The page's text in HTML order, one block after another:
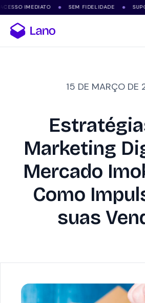
IMEDIATO ● SEM FIDELIDADE ●
15 DE MARÇO DE
Marketing
Mercado
Como
suas